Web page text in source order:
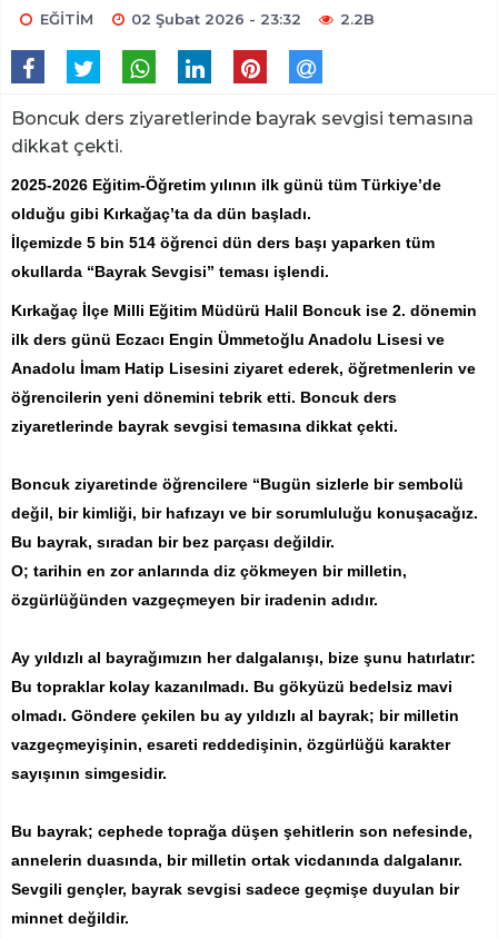
EĞİTİM 02 Şubat 2026 - 23:32 2.2B
Boncuk ders ziyaretlerinde bayrak sevgisi temasına
dikkat çekti.
2025-2026 Eğitim-Öğretim yılının ilk günü tüm Türkiye’de
olduğu gibi Kırkağaç’ta da dün başladı.
İlçemizde 5 bin 514 öğrenci dün ders başı yaparken tüm
okullarda “Bayrak Sevgisi” teması işlendi.
Kırkağaç İlçe Milli Eğitim Müdürü Halil Boncuk ise 2. dönemin
ilk ders günü Eczacı Engin Ümmetoğlu Anadolu Lisesi ve
Anadolu İmam Hatip Lisesini ziyaret ederek, öğretmenlerin ve
öğrencilerin yeni dönemini tebrik etti. Boncuk ders
ziyaretlerinde bayrak sevgisi temasına dikkat çekti.
Boncuk ziyaretinde öğrencilere “Bugün sizlerle bir sembolü
değil, bir kimliği, bir hafızayı ve bir sorumluluğu konuşacağız.
Bu bayrak, sıradan bir bez parçası değildir.
O; tarihin en zor anlarında diz çökmeyen bir milletin,
özgürlüğünden vazgeçmeyen bir iradenin adıdır.
Ay yıldızlı al bayrağımızın her dalgalanışı, bize şunu hatırlatır:
Bu topraklar kolay kazanılmadı. Bu gökyüzü bedelsiz mavi
olmadı. Göndere çekilen bu ay yıldızlı al bayrak; bir milletin
vazgeçmeyişinin, esareti reddedişinin, özgürlüğü karakter
sayışının simgesidir.
Bu bayrak; cephede toprağa düşen şehitlerin son nefesinde,
annelerin duasında, bir milletin ortak vicdanında dalgalanır.
Sevgili gençler, bayrak sevgisi sadece geçmişe duyulan bir
minnet değildir.